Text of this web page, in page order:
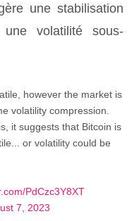
une stabilisation
volatilité sous-
however the market is
volatility compression.
it suggests that Bitcoin is
or volatility could be
PdCzc3Y8XT
7, 2023